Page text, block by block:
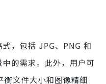
，包括 JPG、PNG 和
的需求。此外，用户可
衡文件大小和图像精细